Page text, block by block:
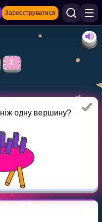
Зареєструватися
2
одну вершину?